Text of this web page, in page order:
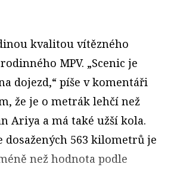
kvalitou vítězného
MPV. „Scenic je
dojezd,“ píše v komentáři
že je o metrák lehčí než
Ariya a má také užší kola.
dosažených 563 kilometrů je
než hodnota podle